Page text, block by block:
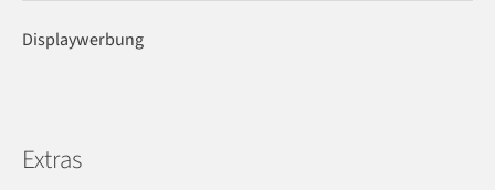
Displaywerbung
Extras